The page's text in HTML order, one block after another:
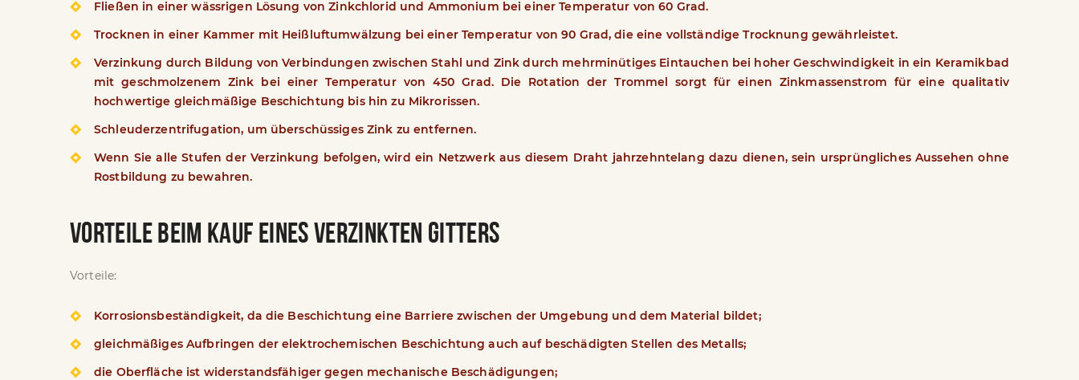
Fließen in einer wässrigen Lösung von Zinkchlorid und Ammonium bei einer Temperatur von 60 Grad.
Trocknen in einer Kammer mit Heißluftumwälzung bei einer Temperatur von 90 Grad, die eine vollständige Trocknung gewährleistet.
Verzinkung durch Bildung von Verbindungen zwischen Stahl und Zink durch mehrminütiges Eintauchen bei hoher Geschwindigkeit in ein Keramikbad
mit geschmolzenem Zink bei einer Temperatur von 450 Grad. Die Rotation der Trommel sorgt für einen Zinkmassenstrom für eine qualitativ
hochwertige gleichmäßige Beschichtung bis hin zu Mikrorissen.
Schleuderzentrifugation, um überschüssiges Zink zu entfernen.
Wenn Sie alle Stufen der Verzinkung befolgen, wird ein Netzwerk aus diesem Draht jahrzehntelang dazu dienen, sein ursprüngliches Aussehen ohne
Rostbildung zu bewahren.
VORTEILE BEIM KAUF EINES VERZINKTEN GITTERS
Vorteile:
Korrosionsbeständigkeit, da die Beschichtung eine Barriere zwischen der Umgebung und dem Material bildet;
gleichmäßiges Aufbringen der elektrochemischen Beschichtung auch auf beschädigten Stellen des Metalls;
die Oberfläche ist widerstandsfähiger gegen mechanische Beschädigungen;